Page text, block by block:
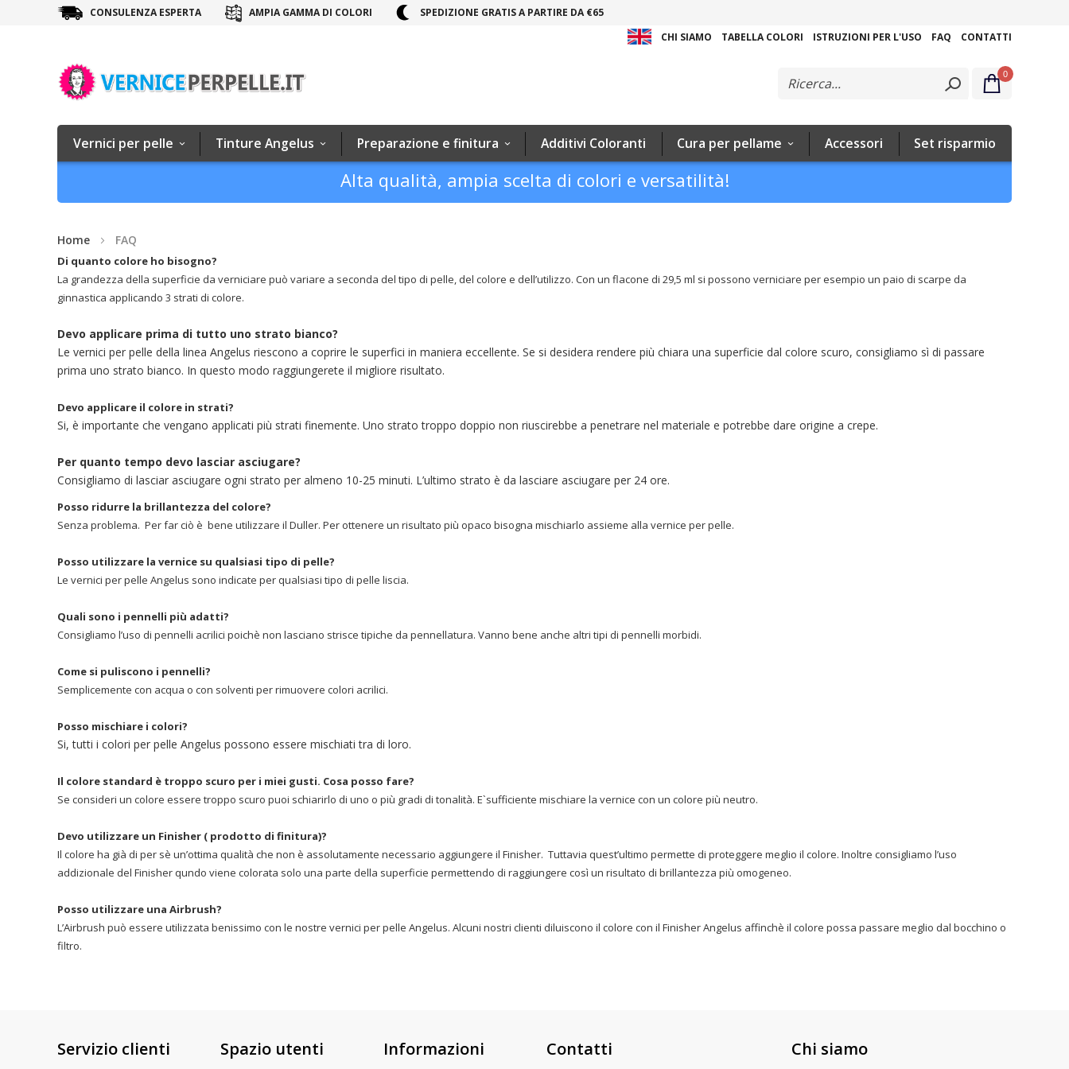
CONSULENZA ESPERTA AMPIA GAMMA DI COLORI
SPEDIZIONE GRATIS A PARTIRE DA €65
CONTATTI
FAQ
ISTRUZIONI PER L'USO
TABELLA COLORI
CHI SIAMO
0
Vernici per pelle Tinture Angelus Preparazione e finitura Additivi Coloranti Cura per pellame Accessori Set risparmio
Alta qualità, ampia scelta di colori e versatilità!
Home FAQ
Di quanto colore ho bisogno?
La grandezza della superficie da verniciare può variare a seconda del tipo di pelle, del colore e dell’utilizzo. Con un flacone di 29,5 ml si possono verniciare per esempio un paio di scarpe da
ginnastica applicando 3 strati di colore.
Devo applicare prima di tutto uno strato bianco?
Le vernici per pelle della linea Angelus riescono a coprire le superfici in maniera eccellente. Se si desidera rendere più chiara una superficie dal colore scuro, consigliamo sì di passare
prima uno strato bianco. In questo modo raggiungerete il migliore risultato.
Devo applicare il colore in strati?
Si, è importante che vengano applicati più strati finemente. Uno strato troppo doppio non riuscirebbe a penetrare nel materiale e potrebbe dare origine a crepe.
Per quanto tempo devo lasciar asciugare?
Consigliamo di lasciar asciugare ogni strato per almeno 10-25 minuti. L’ultimo strato è da lasciare asciugare per 24 ore.
Posso ridurre la brillantezza del colore?
Senza problema. Per far ciò è bene utilizzare il Duller. Per ottenere un risultato più opaco bisogna mischiarlo assieme alla vernice per pelle.
Posso utilizzare la vernice su qualsiasi tipo di pelle?
Le vernici per pelle Angelus sono indicate per qualsiasi tipo di pelle liscia.
Quali sono i pennelli più adatti?
Consigliamo l’uso di pennelli acrilici poichè non lasciano strisce tipiche da pennellatura. Vanno bene anche altri tipi di pennelli morbidi.
Come si puliscono i pennelli?
Semplicemente con acqua o con solventi per rimuovere colori acrilici.
Posso mischiare i colori?
Si, tutti i colori per pelle Angelus possono essere mischiati tra di loro.
Il colore standard è troppo scuro per i miei gusti. Cosa posso fare?
Se consideri un colore essere troppo scuro puoi schiarirlo di uno o più gradi di tonalità. E`sufficiente mischiare la vernice con un colore più neutro.
Devo utilizzare un Finisher ( prodotto di finitura)?
Il colore ha già di per sè un’ottima qualità che non è assolutamente necessario aggiungere il Finisher. Tuttavia quest’ultimo permette di proteggere meglio il colore. Inoltre consigliamo l’uso
addizionale del Finisher qundo viene colorata solo una parte della superficie permettendo di raggiungere così un risultato di brillantezza più omogeneo.
Posso utilizzare una Airbrush?
L’Airbrush può essere utilizzata benissimo con le nostre vernici per pelle Angelus. Alcuni nostri clienti diluiscono il colore con il Finisher Angelus affinchè il colore possa passare meglio dal bocchino o
filtro.
Servizio clienti Spazio utenti Informazioni Contatti Chi siamo